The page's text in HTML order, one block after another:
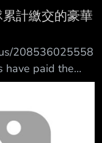
》節目
時表示，恩比 德
近年最健康的狀
擾的恩比 德而
劑強心針。 恩
計繳交的豪華
208536025558
have paid the
哪支NBA球隊
800K 0 0 註:豪